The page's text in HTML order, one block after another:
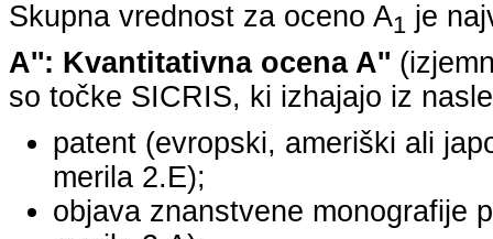
Skupna vrednost za oceno A1 je
A'': Kvantitativna ocena A''
so točke SICRIS, ki izhajajo iz
patent (evropski, ameriški ali
merila 2.E);
objava znanstvene monografije